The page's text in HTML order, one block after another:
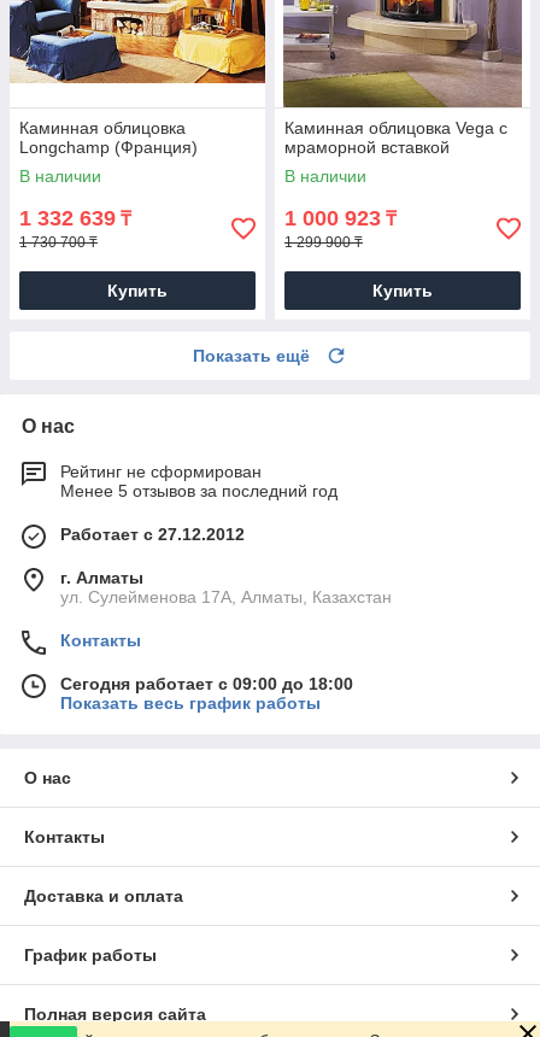
Каминная облицовка
Longchamp (Франция)
В наличии
1 332 639 ₸
1 730 700 ₸
Купить
Каминная облицовка Vega с
мраморной вставкой
В наличии
1 000 923 ₸
1 299 900 ₸
Купить
Показать ещё
О нас
Рейтинг не сформирован
Менее 5 отзывов за последний год
Работает с 27.12.2012
г. Алматы
ул. Сулейменова 17А, Алматы, Казахстан
Контакты
Сегодня работает с 09:00 до 18:00
Показать весь график работы
О нас
Контакты
Доставка и оплата
График работы
Полная версия сайта